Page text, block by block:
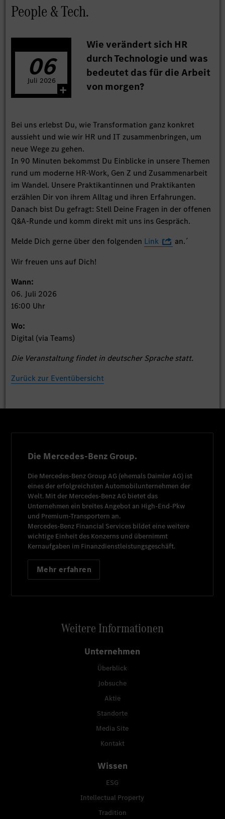
People & Tech.
06
Juli 2026
Wie verändert sich HR
durch Technologie und was
bedeutet das für die Arbeit
von morgen?
Bei uns erlebst Du, wie Transformation ganz konkret
aussieht und wie wir HR und IT zusammenbringen, um
neue Wege zu gehen.
In 90 Minuten bekommst Du Einblicke in unsere Themen
rund um moderne HR-Work, Gen Z und Zusammenarbeit
im Wandel. Unsere Praktikantinnen und Praktikanten
erzählen Dir von ihrem Alltag und ihren Erfahrungen.
Danach bist Du gefragt: Stell Deine Fragen in der offenen
Q&A-Runde und komm direkt mit uns ins Gespräch.
Melde Dich gerne über den folgenden Link
an.´
Wir freuen uns auf Dich!
Wann:
06. Juli 2026
16:00 Uhr
Wo:
Digital (via Teams)
Die Veranstaltung findet in deutscher Sprache statt.
Zurück zur Eventübersicht
Die Mercedes-Benz Group.
Die Mercedes-Benz Group AG (ehemals Daimler AG) ist
eines der erfolgreichsten Automobilunternehmen der
Welt. Mit der Mercedes-Benz AG bietet das
Unternehmen ein breites Angebot an High-End-Pkw
und Premium-Transportern an.
Mercedes-Benz Financial Services bildet eine weitere
wichtige Einheit des Konzerns und übernimmt
Kernaufgaben im Finanzdienstleistungsgeschäft.
Mehr erfahren
Weitere Informationen
Unternehmen
Überblick
Jobsuche
Aktie
Standorte
Media Site
Kontakt
Wissen
ESG
Intellectual Property
Tradition